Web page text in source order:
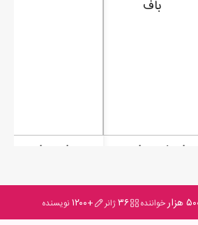
رمان پیمان
خواننده ۳۶ژانر +۱۲۰۰ نویسنده